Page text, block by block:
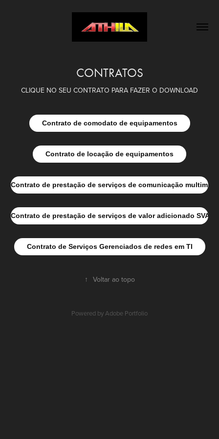
CONTRATOS
CLIQUE NO SEU CONTRATO PARA FAZER O DOWNLOAD
Contrato de comodato de equipamentos
Contrato de locação de equipamentos
Contrato de prestação de serviços de comunicação
Contrato de prestação de serviços de valor adicionado SVA
Contrato de Serviços Gerenciados de redes em TI
↑ Voltar ao topo
Powered byAdobe Portfolio